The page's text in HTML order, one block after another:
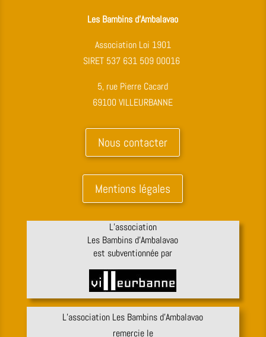
Les Bambins d’Ambalavao
Association Loi 1901
SIRET 537 631 509 00016
5, rue Pierre Cacard
69100 VILLEURBANNE
Nous contacter
Mentions légales
L’association
Les Bambins d’Ambalavao
est subventionnée par
L’association Les Bambins d’Ambalavao
remercie le